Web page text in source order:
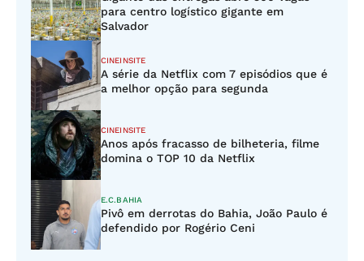
para centro logístico gigante em
Salvador
CINEINSITE
A série da Netflix com 7 episódios que é
a melhor opção para segunda
CINEINSITE
Anos após fracasso de bilheteria, filme
domina o TOP 10 da Netflix
E.C.BAHIA
Pivô em derrotas do Bahia, João Paulo é
defendido por Rogério Ceni